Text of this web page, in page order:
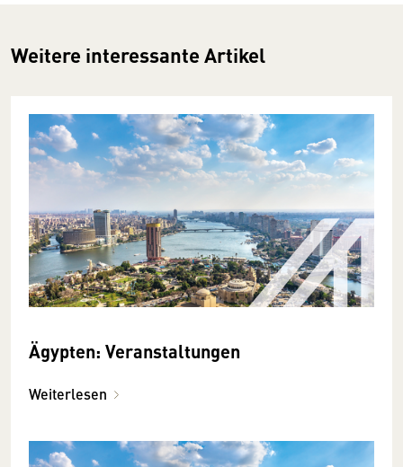
Weitere interessante Artikel
Ägypten: Veranstaltungen
Weiterlesen